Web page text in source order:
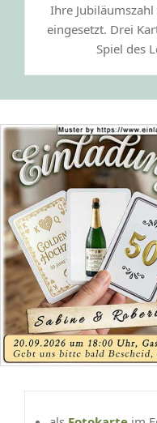
Ihre
eingesetzt. Drei
Spiel des